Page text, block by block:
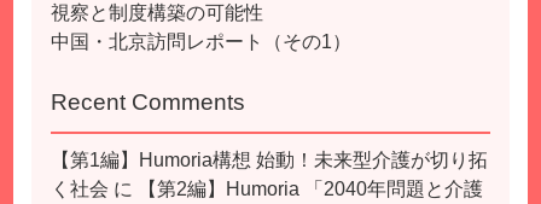
視察と制度構築の可能性
中国・北京訪問レポート（その1）
Recent Comments
【第1編】Humoria構想 始動！未来型介護が切り拓
く社会 に
【第2編】Humoria 「2040年問題と介護